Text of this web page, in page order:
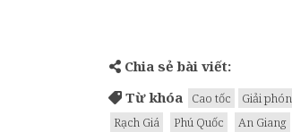
Chia sẻ bài viết:
Từ khóa
Cao tốc Giải
Rạch Giá
Phú Quốc An Giang